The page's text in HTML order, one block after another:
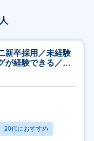
新卒採用／未経験
が経験できる／研
20代におすすめ